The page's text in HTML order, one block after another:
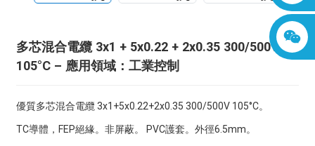
多芯混合電纜 3x1 + 5x0.22 + 2x0.35 300/500V
105°C – 應用領域：工業控制
優質多芯混合電纜 3x1+5x0.22+2x0.35 300/500V 105°C。
TC導體，FEP絕緣。非屏蔽。 PVC護套。外徑6.5mm。